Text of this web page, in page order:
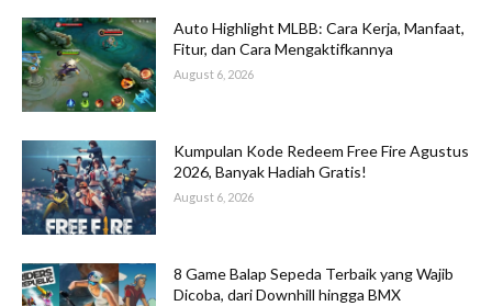
Auto Highlight MLBB: Cara Kerja, Manfaat,
Fitur, dan Cara Mengaktifkannya
August 6, 2026
Kumpulan Kode Redeem Free Fire Agustus
2026, Banyak Hadiah Gratis!
August 6, 2026
8 Game Balap Sepeda Terbaik yang Wajib
Dicoba, dari Downhill hingga BMX